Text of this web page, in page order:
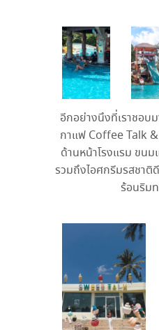
อีกอย่างนึงที่เราชอบ
กาแฟ Coffee Talk
ด้านหน้าโรงแรม ขน
รวมถึงไอศกรีมรสชาติ
ร้อนริม